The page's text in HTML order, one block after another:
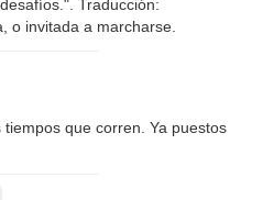
Traducción:
o invitada a marcharse.
que corren. Ya puestos